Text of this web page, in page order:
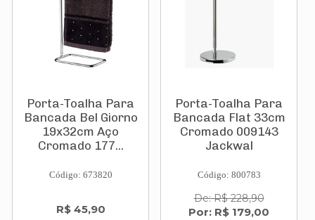
Porta-Toalha Para
Bancada Bel Giorno
19x32cm Aço
Cromado 177...
Código: 673820
R$ 45,90
Porta-Toalha Para
Bancada Flat 33cm
Cromado 009143
Jackwal
Código: 800783
De: R$ 228,90
Por: R$ 179,00